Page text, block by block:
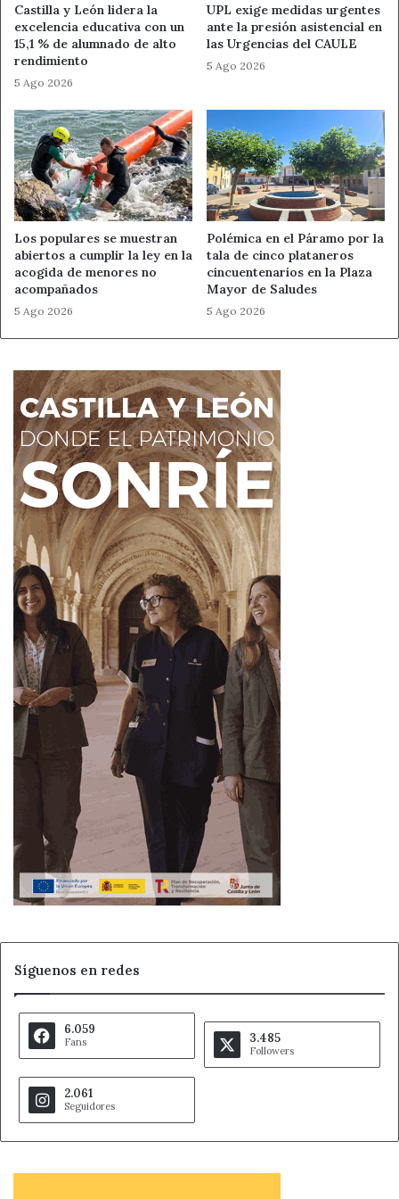
Ahora León Maristas San José
Castilla y León lidera la
excelencia educativa con un
15,1 % de alumnado de alto
rendimiento
5 Ago 2026
UPL exige medidas urgentes
ante la presión asistencial en
las Urgencias del CAULE
5 Ago 2026
Los populares se muestran
abiertos a cumplir la ley en la
acogida de menores no
acompañados
5 Ago 2026
Polémica en el Páramo por la
tala de cinco plataneros
cincuentenarios en la Plaza
Mayor de Saludes
5 Ago 2026
Síguenos en redes
6.059
Fans 3.485
Followers
2.061
Seguidores